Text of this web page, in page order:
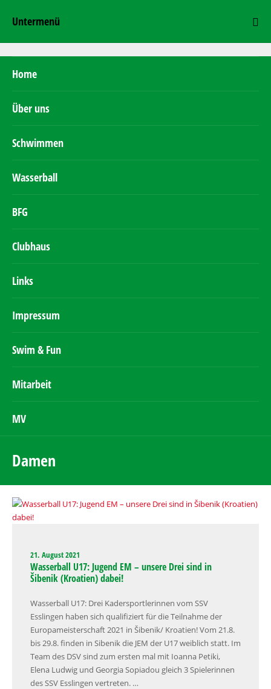
Untermenü
Home
Über uns
Schwimmen
Wasserball
BFG
Clubhaus
Links
Impressum
Swim & Fun
Mitarbeit
MV
Damen
21. August 2021
Wasserball U17: Jugend EM – unsere Drei sind in
Šibenik (Kroatien) dabei!
Wasserball U17: Drei Kadersportlerinnen vom SSV
Esslingen haben sich qualifiziert für die Teilnahme der
Europameisterschaft 2021 in Šibenik/ Kroatien! Vom 21.8.
bis 29.8. finden in Sibenik die JEM der U17 weiblich statt. Im
Team des DSV sind zum ersten mal mit Ioanna Petiki,
Elena Ludwig und Georgia Sopiadou gleich 3 Spielerinnen
des SSV Esslingen vertreten. …